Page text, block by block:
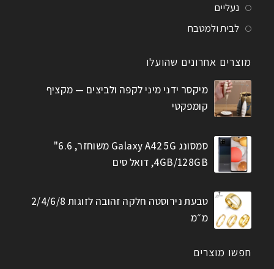
נעליים
לבית ולמטבח
מוצרים אחרונים שהועלו
מיקסר ידני מיני לקפה ולביצים — מקציף
קומפקטי
סמסונג Galaxy A42 5G משוחזר, 6.6"
4GB/128GB, דואל סים
טבעת נירוסטה חלקה זהובה לזוגות 2/4/6/8
מ״מ
חפשו מוצרים